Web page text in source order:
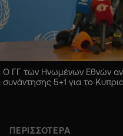
Ο ΓΓ των Ηνωμένων Εθνών
συνάντησης 5+1 για το
ΠΕΡΙΣΣΟΤΕΡΑ